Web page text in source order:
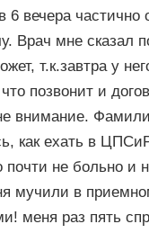
6 вечера
Врач мне сказал
т.к.завтра у
позвонит и
внимание.
как ехать в
почти не больно
мучили в
меня раз пять